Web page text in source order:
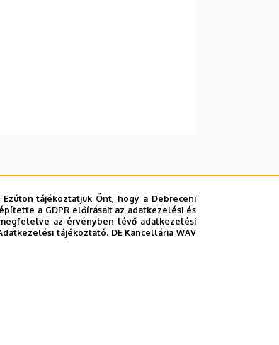
tájékoztatjuk Önt, hogy a Debreceni
a GDPR előírásait az adatkezelési és
az érvényben lévő adatkezelési
tájékoztató. DE Kancellária WAV